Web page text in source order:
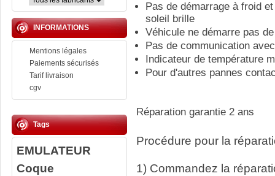
INFORMATIONS
Mentions légales
Paiements sécurisés
Tarif livraison
cgv
Tags
EMULATEUR
Coque
Pas de démarrage à froid
soleil brille
Véhicule ne démarre pas
Pas de communication
Indicateur de température
Pour d'autres pannes
Réparation garantie 2 ans
Procédure pour la
1) Commandez la